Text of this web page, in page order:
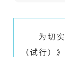
为切
（试行）